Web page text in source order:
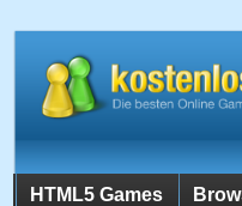
HTML5 Games